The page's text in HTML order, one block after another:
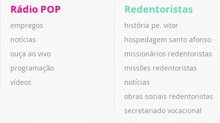
Rádio POP
empregos
notícias
ouça ao vivo
programação
vídeos
Redentoristas
história pe. vitor
hospedagem santo afonso
missionários redentoristas
missões redentoristas
notícias
obras sociais redentoristas
secretariado vocacional